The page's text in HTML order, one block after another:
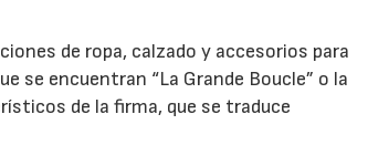
de ropa, calzado y accesorios para
se encuentran “La Grande Boucle” o la
de la firma, que se traduce